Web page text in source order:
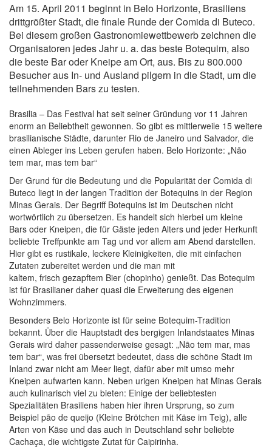
Am 15. April 2011 beginnt in Belo Horizonte, Brasiliens
drittgrößter Stadt, die finale Runde der Comida di Buteco.
Bei diesem großen Gastronomiewettbewerb zeichnen die
Organisatoren jedes Jahr u. a. das beste Botequim, also
die beste Bar oder Kneipe am Ort, aus. Bis zu 800.000
Besucher aus In- und Ausland pilgern in die Stadt, um die
teilnehmenden Bars zu testen.
Brasilia – Das Festival hat seit seiner Gründung vor 11 Jahren
enorm an Beliebtheit gewonnen. So gibt es mittlerweile 15 weitere
brasilianische Städte, darunter Rio de Janeiro und Salvador, die
einen Ableger ins Leben gerufen haben. Belo Horizonte: „Não
tem mar, mas tem bar“
Der Grund für die Bedeutung und die Popularität der Comida di
Buteco liegt in der langen Tradition der Botequins in der Region
Minas Gerais. Der Begriff Botequins ist im Deutschen nicht
wortwörtlich zu übersetzen. Es handelt sich hierbei um kleine
Bars oder Kneipen, die für Gäste jeden Alters und jeder Herkunft
beliebte Treffpunkte am Tag und vor allem am Abend darstellen.
Hier gibt es rustikale, leckere Kleinigkeiten, die mit einfachen
Zutaten zubereitet werden und die man mit
kaltem, frisch gezapftem Bier (chopinho) genießt. Das Botequim
ist für Brasilianer daher quasi die Erweiterung des eigenen
Wohnzimmers.
Besonders Belo Horizonte ist für seine Botequim-Tradition
bekannt. Über die Hauptstadt des bergigen Inlandstaates Minas
Gerais wird daher passenderweise gesagt: „Não tem mar, mas
tem bar“, was frei übersetzt bedeutet, dass die schöne Stadt im
Inland zwar nicht am Meer liegt, dafür aber mit umso mehr
Kneipen aufwarten kann. Neben urigen Kneipen hat Minas Gerais
auch kulinarisch viel zu bieten: Einige der beliebtesten
Spezialitäten Brasiliens haben hier ihren Ursprung, so zum
Beispiel pão de queijo (Kleine Brötchen mit Käse im Teig), alle
Arten von Käse und das auch in Deutschland sehr beliebte
Cachaça, die wichtigste Zutat für Caipirinha.